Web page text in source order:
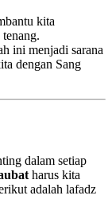
kita
ini menjadi sarana
dengan Sang
dalam setiap
harus kita
adalah lafadz